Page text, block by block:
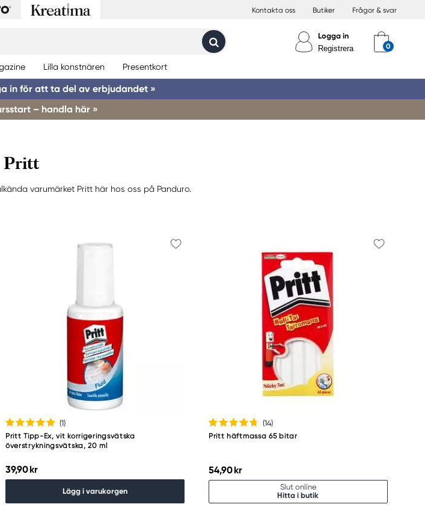
Kontakta oss Butiker Frågor & svar
Logga in
Registrera
Lilla konstnären Presentkort
in för att ta del av erbjudandet »
– handla här »
Pritt
varumärket Pritt här hos oss på Panduro.
(1)
Pritt Tipp-Ex, vit korrigeringsvätska
överstrykningsvätska, 20 ml
39,90 kr
Lägg i varukorgen
(14)
Pritt häftmassa 65 bitar
54,90 kr
Slut online
Hitta i butik